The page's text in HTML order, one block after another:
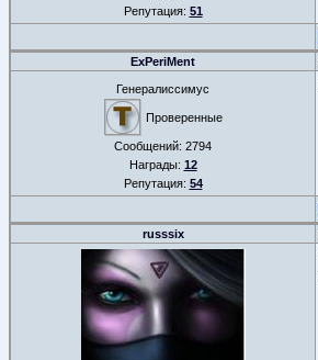
Репутация: 51
ExPeriMent
Генералиссимус
Проверенные
Сообщений: 2794
Награды: 12
Репутация: 54
russsix